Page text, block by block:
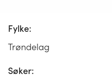
Fylke:
Trøndelag
Søker: